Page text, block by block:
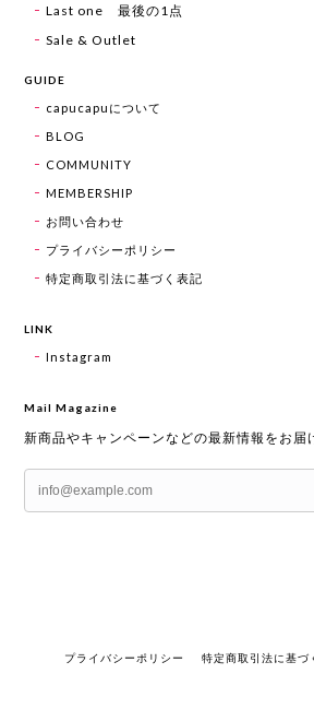
Last one 最後の1点
Sale & Outlet
GUIDE
capucapuについて
BLOG
COMMUNITY
MEMBERSHIP
お問い合わせ
プライバシーポリシー
特定商取引法に基づく表記
LINK
Instagram
Mail Magazine
新商品やキャンペーンなどの最新情報をお届
プライバシーポリシー 特定商取引法に基づ